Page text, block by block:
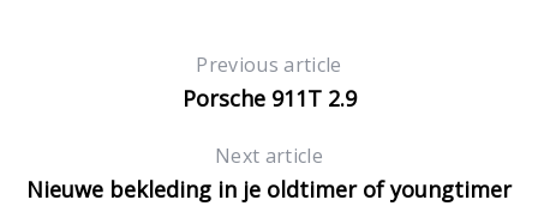
Previous article
Porsche 911T 2.9
Next article
Nieuwe bekleding in je oldtimer of youngtimer